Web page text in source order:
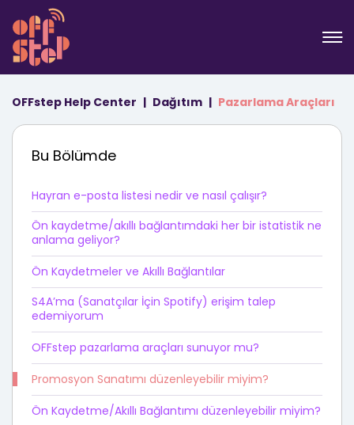
OFFstep Help Center Dağıtım Pazarlama Araçları
Bu Bölümde
Hayran e-posta listesi nedir ve nasıl çalışır?
Ön kaydetme/akıllı bağlantımdaki her bir istatistik ne
anlama geliyor?
Ön Kaydetmeler ve Akıllı Bağlantılar
S4A’ma (Sanatçılar İçin Spotify) erişim talep
edemiyorum
OFFstep pazarlama araçları sunuyor mu?
Promosyon Sanatımı düzenleyebilir miyim?
Ön Kaydetme/Akıllı Bağlantımı düzenleyebilir miyim?